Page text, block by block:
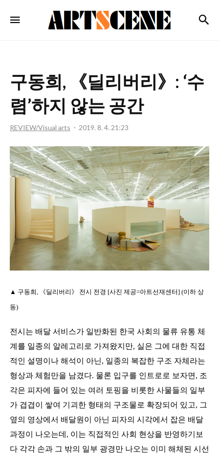
ARTSCENE
구동희, 《딜리버리》: ‘수
렴’하지 않는 공간
REVIEW/Visual arts 2019. 8. 4. 21:23
▲ 구동희, 《딜리버리 》 전시 전경 [사진 제공=아트선재센터] (이하 상
동)
전시는 배달 서비스가 일반화된 한국 사회의 물류 유통 체
계를 일종의 알레고리로 가져왔지만, 실은 그에 대한 직접
적인 설명이나 해석이 아닌, 일종의 복잡한 구조 자체라는
형상과 체험만을 남겼다. 물론 입구를 인트로로 보자면 , 조
각은 피자에 들어 있는 여러 토핑을 비롯한 사물들의 일부
가 겹겹이 쌓여 기괴한 형태의 구조물로 확장되어 있고, 그
옆의 영상에서 배달원이 아닌 피자의 시각에서 잡은 배달
과정이 나오는데 , 이는 직접적인 사회 현상을 반영하기보
다 각각 손과 그 밖의 일부 광경만 나오는 이미 해체된 시선